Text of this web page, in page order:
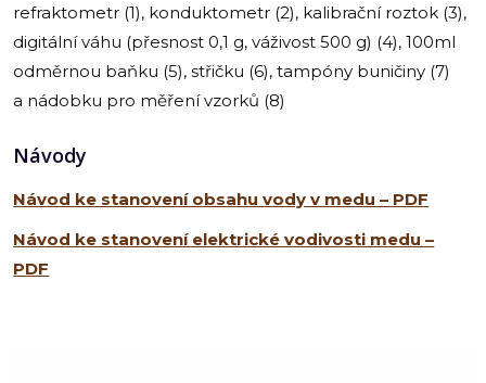
refraktometr (1), konduktometr (2), kalibrační roztok (3),
digitální váhu (přesnost 0,1 g, váživost 500 g) (4), 100ml
odměrnou baňku (5), střičku (6), tampóny buničiny (7)
a nádobku pro měření vzorků (8)
Návody
Návod ke stanovení obsahu vody v medu – PDF
Návod ke stanovení elektrické vodivosti medu –
PDF